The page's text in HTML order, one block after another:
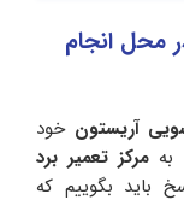
محل انجام
آریستون خود
به مرکز تعمیر برد
باید بگوییم که